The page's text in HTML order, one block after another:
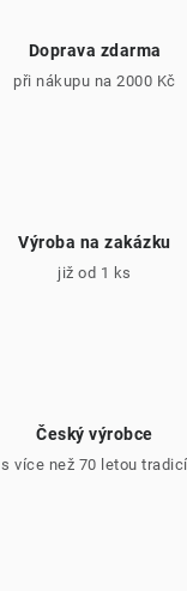
Doprava zdarma
při nákupu na 2000 Kč
Výroba na zakázku
již od 1 ks
Český výrobce
s více než 70 letou tradicí